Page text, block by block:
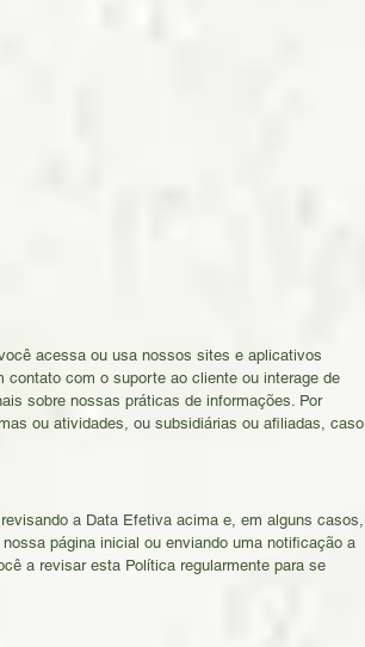
acessa ou usa nossos sites e aplicativos
com o suporte ao cliente ou interage de
sobre nossas práticas de informações. Por
ou atividades, ou subsidiárias ou afiliadas, caso
a Data Efetiva acima e, em alguns casos,
página inicial ou enviando uma notificação a
a revisar esta Política regularmente para se